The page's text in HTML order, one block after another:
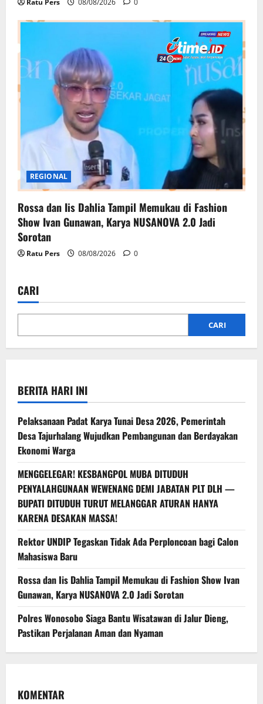
REGIONAL
Rossa dan Iis Dahlia Tampil Memukau di Fashion
Show Ivan Gunawan, Karya NUSANOVA 2.0 Jadi
Sorotan
Ratu Pers 08/08/2026 0
CARI
CARI
BERITA HARI INI
Pelaksanaan Padat Karya Tunai Desa 2026, Pemerintah
Desa Tajurhalang Wujudkan Pembangunan dan Berdayakan
Ekonomi Warga
MENGGELEGAR! KESBANGPOL MUBA DITUDUH
PENYALAHGUNAAN WEWENANG DEMI JABATAN PLT DLH —
BUPATI DITUDUH TURUT MELANGGAR ATURAN HANYA
KARENA DESAKAN MASSA!
Rektor UNDIP Tegaskan Tidak Ada Perploncoan bagi Calon
Mahasiswa Baru
Rossa dan Iis Dahlia Tampil Memukau di Fashion Show Ivan
Gunawan, Karya NUSANOVA 2.0 Jadi Sorotan
Polres Wonosobo Siaga Bantu Wisatawan di Jalur Dieng,
Pastikan Perjalanan Aman dan Nyaman
KOMENTAR